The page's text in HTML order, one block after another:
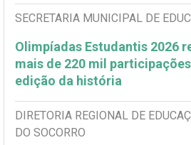
SECRETARIA MUNICIPAL DE
Olimpíadas Estudantis 2026
mais de 220 mil
edição da história
DIRETORIA REGIONAL DE
DO SOCORRO